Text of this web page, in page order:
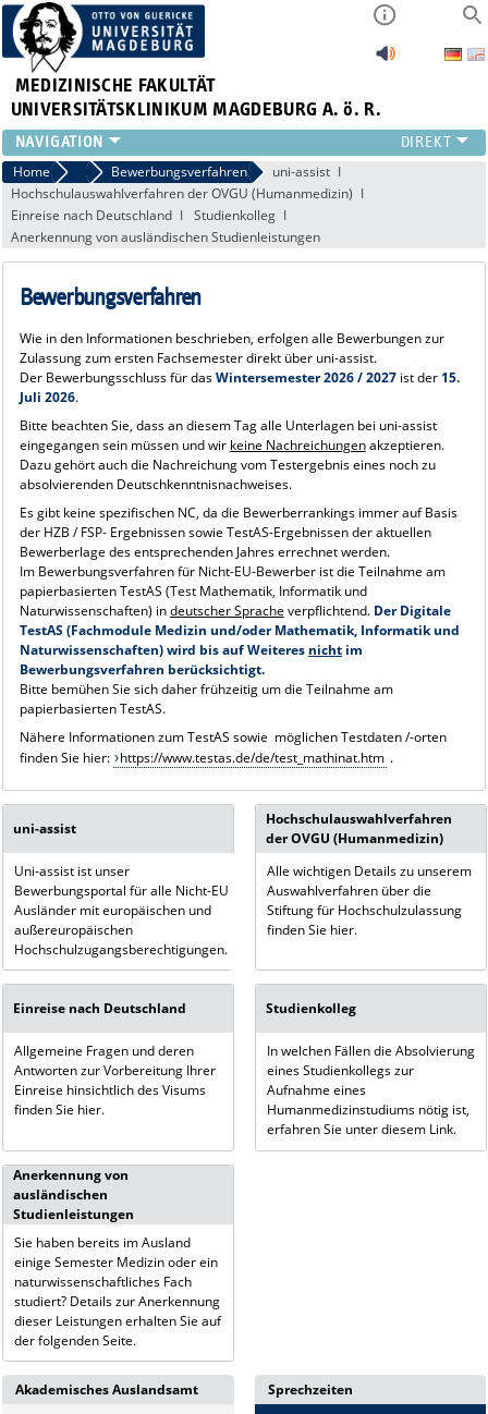
MEDIZINISCHE FAKULTÄT
UNIVERSITÄTSKLINIKUM MAGDEBURG A. ö. R.
INSTITUTE
KLINIKEN
ZENTRALE EINRICHTUNGEN
FORSCHUNG
ÜBER UNS
INTERNATIONAL
INTRANET
Home Vollstudium im Fach Humanmedizin
Bewerbungsverfahren
uni-assist
Hochschulauswahlverfahren der OVGU (Humanmedizin)
Einreise nach Deutschland
Studienkolleg
Anerkennung von ausländischen Studienleistungen
Bewerbungsverfahren
Wie in den Informationen beschrieben, erfolgen alle Bewerbungen zur
Zulassung zum ersten Fachsemester direkt über uni-assist.
Der Bewerbungsschluss für dasWintersemester 2026 / 2027ist der 15.
Juli 2026.
Bitte beachten Sie, dass an diesem Tag alle Unterlagen bei uni-assist
eingegangen sein müssen und wir keine Nachreichungenakzeptieren.
Dazu gehört auch die Nachreichung vom Testergebnis eines noch zu
absolvierenden Deutschkenntnisnachweises.
Es gibt keine spezifischen NC, da die Bewerberrankings immer auf Basis
der HZB / FSP- Ergebnissen sowie TestAS-Ergebnissen der aktuellen
Bewerberlage des entsprechenden Jahres errechnet werden.
Im Bewerbungsverfahren für Nicht-EU-Bewerber ist die Teilnahme am
papierbasierten TestAS (Test Mathematik, Informatik und
Naturwissenschaften) indeutscher Sprache verpflichtend. Der Digitale
TestAS (Fachmodule Medizin und/oder Mathematik, Informatik und
Naturwissenschaften) wird bis auf Weiteres nichtim
Bewerbungsverfahren berücksichtigt.
Bitte bemühen Sie sich daher frühzeitig um die Teilnahme am
papierbasierten TestAS.
Nähere Informationen zum TestAS sowie möglichen Testdaten /-orten
finden Sie hier: https://www.testas.de/de/test_mathinat.htm .
uni-assist
Uni-assist ist unser
Bewerbungsportal für alle Nicht-EU
Ausländer mit europäischen und
außereuropäischen
Hochschulzugangsberechtigungen.
Hochschulauswahlverfahren
der OVGU (Humanmedizin)
Alle wichtigen Details zu unserem
Auswahlverfahren über die
Stiftung für Hochschulzulassung
finden Sie hier.
Einreise nach Deutschland
Allgemeine Fragen und deren
Antworten zur Vorbereitung Ihrer
Einreise hinsichtlich des Visums
finden Sie hier.
Studienkolleg
In welchen Fällen die Absolvierung
eines Studienkollegs zur
Aufnahme eines
Humanmedizinstudiums nötig ist,
erfahren Sie unter diesem Link.
Anerkennung von
ausländischen
Studienleistungen
Sie haben bereits im Ausland
einige Semester Medizin oder ein
naturwissenschaftliches Fach
studiert? Details zur Anerkennung
dieser Leistungen erhalten Sie auf
der folgenden Seite.
Akademisches Auslandsamt
Sprechzeiten